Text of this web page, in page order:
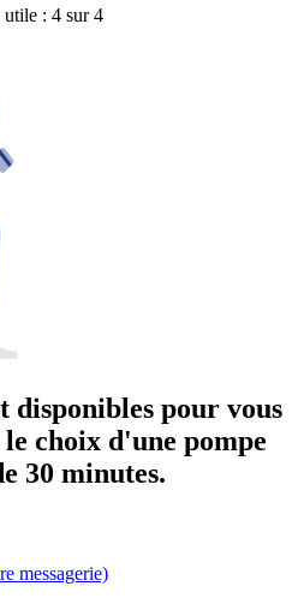
: 4 sur 4
disponibles pour vous
le choix d'une pompe
30 minutes.
messagerie)